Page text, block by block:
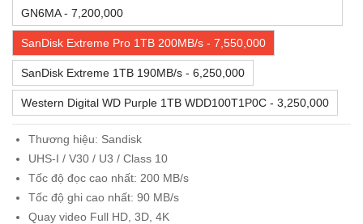
GN6MA - 7,200,000
SanDisk Extreme Pro 1TB 200MB/s - 7,550,000
SanDisk Extreme 1TB 190MB/s - 6,250,000
Western Digital WD Purple 1TB WDD100T1P0C - 3,250,000
Thương hiệu: Sandisk
UHS-I / V30 / U3 / Class 10
Tốc độ đọc cao nhất: 200 MB/s
Tốc độ ghi cao nhất: 90 MB/s
Quay video Full HD, 3D, 4K